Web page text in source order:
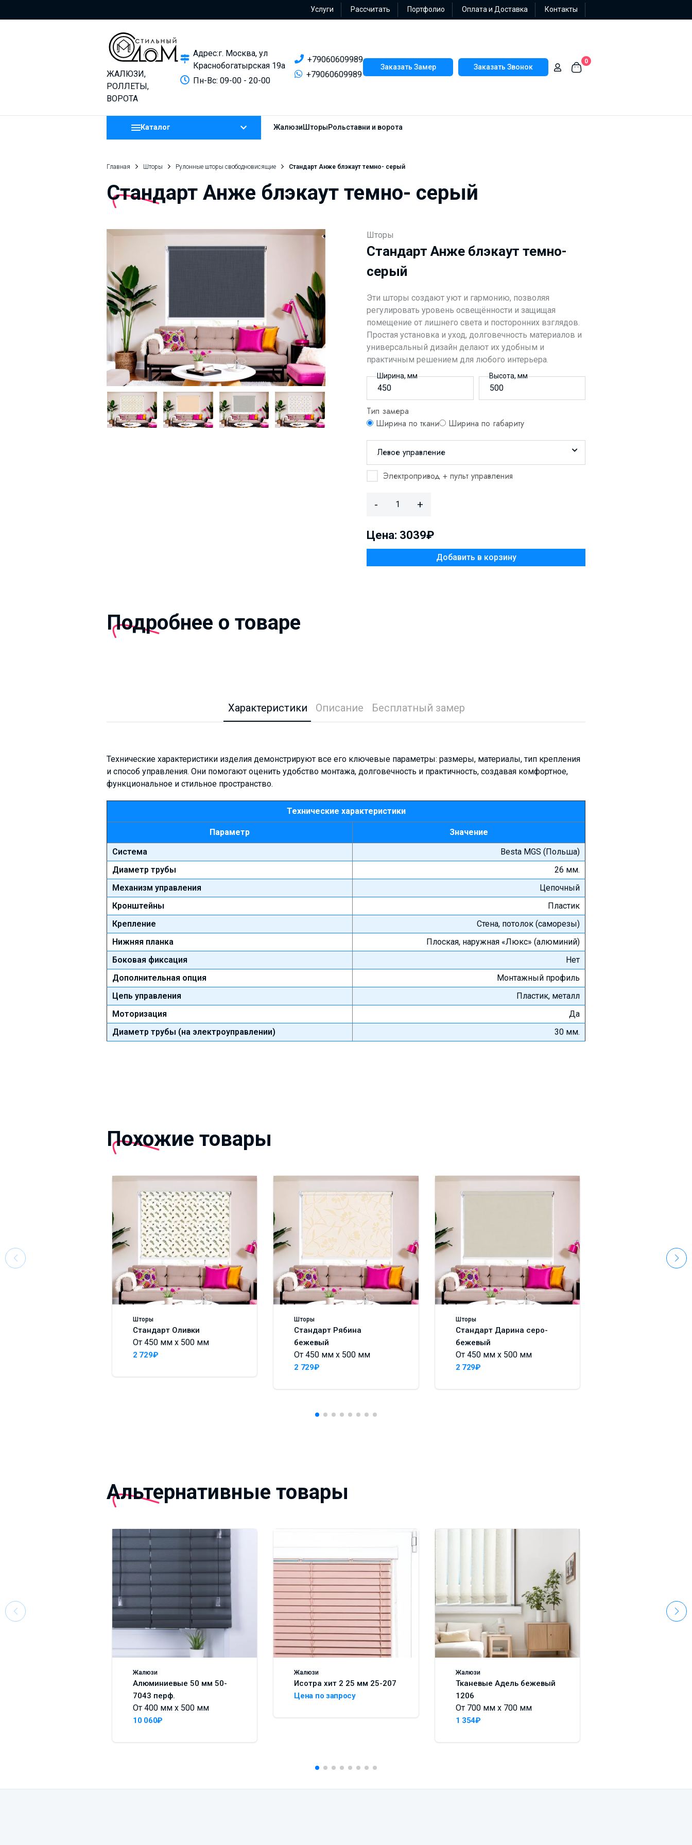
Услуги Рассчитать Портфолио Оплата и Доставка Контакты
ЖАЛЮЗИ,
РОЛЛЕТЫ,
ВОРОТА
Адрес:г. Москва, ул
Краснобогатырская 19а
Пн-Вс: 09-00 - 20-00
+79060609989
+79060609989
Заказать Замер Заказать Звонок
0
Каталог ЖалюзиШторыРольставни и ворота
Главная Шторы Рулонные шторы свободновисящие Стандарт Анже блэкаут темно- серый
Стандарт Анже блэкаут темно- серый
Шторы
Стандарт Анже блэкаут темно-
серый
Эти шторы создают уют и гармонию, позволяя
регулировать уровень освещённости и защищая
помещение от лишнего света и посторонних взглядов.
Простая установка и уход, долговечность материалов и
универсальный дизайн делают их удобным и
практичным решением для любого интерьера.
Ширина, мм Высота, мм
Тип замера
Ширина по ткани
Ширина по габариту
Левое управление
Электропривод + пульт управления
- +
Цена: 3039₽
Добавить в корзину
Подробнее о товаре
Характеристики Описание Бесплатный замер
Технические характеристики изделия демонстрируют все его ключевые параметры: размеры, материалы, тип крепления
и способ управления. Они помогают оценить удобство монтажа, долговечность и практичность, создавая комфортное,
функциональное и стильное пространство.
Технические характеристики
Параметр
Значение
Система
Besta MGS (Польша)
Диаметр трубы
26 мм.
Механизм управления
Цепочный
Кронштейны
Пластик
Крепление
Стена, потолок (саморезы)
Нижняя планка
Плоская, наружная «Люкс» (алюминий)
Боковая фиксация
Нет
Дополнительная опция
Монтажный профиль
Цепь управления
Пластик, металл
Моторизация
Да
Диаметр трубы (на электроуправлении)
30 мм.
Похожие товары
Шторы
Стандарт Оливки
От 450 мм x 500 мм
2 729₽
Шторы
Стандарт Рябина
бежевый
От 450 мм x 500 мм
2 729₽
Шторы
Стандарт Дарина серо-
бежевый
От 450 мм x 500 мм
2 729₽
Альтернативные товары
Жалюзи
Алюминиевые 50 мм 50-
7043 перф.
От 400 мм x 500 мм
10 060₽
Жалюзи
Исотра хит 2 25 мм 25-207
Цена по запросу
Жалюзи
Тканевые Адель бежевый
1206
От 700 мм x 700 мм
1 354₽